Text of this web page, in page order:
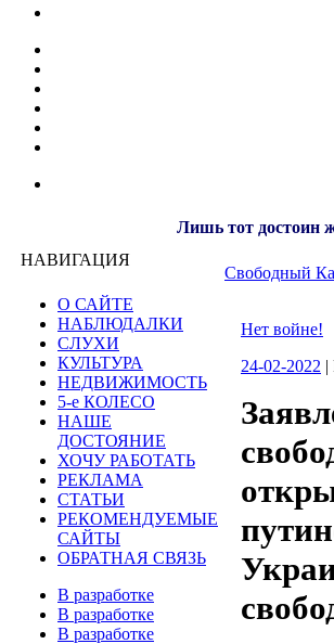
Лишь тот достоин
НАВИГАЦИЯ
О САЙТЕ
НАБЛЮДАЛКИ
СЛУХИ
КУЛЬТУРА
НЕДВИЖИМОСТЬ
5-е КОЛЕСО
НАШЕ
ДОСТОЯНИЕ
ХОЧУ РАБОТАТЬ
РЕКЛАМА
СТАТЬИ
РЕКОМЕНДУЕМЫЕ
САЙТЫ
ОБРАТНАЯ СВЯЗЬ
В разработке
В разработке
В разработке
Свободный
Нет войне!
24-02-2022 |